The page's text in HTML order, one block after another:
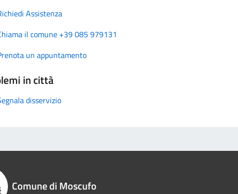
Assistenza
il comune +39 085 979131
un appuntamento
in città
disservizio
Comune di Moscufo